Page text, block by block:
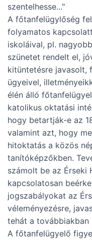
szentelhesse..."
A főtanfelügylőség
folyamatos
iskoláival, pl.
szünetet rendelt el,
kitüntetésre javasolt,
ügyeivel,
élén álló
katolikus oktatási
hogy betartják-e az
valamint azt, hogy
hitoktatás a közös
tanítóképzőkben.
számolt be az Érseki
kapcsolatosan
jogszabályokat az
véleményezésre,
tehát a továbbiakban
A főtanfelügyelő